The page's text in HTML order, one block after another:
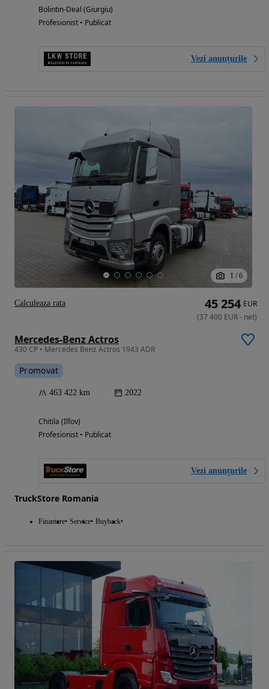
Bolintin-Deal (Giurgiu)
Profesionist • Publicat
Vezi anunțurile
1 / 6
Mercedes-Benz Actros
430 CP • Mercedes Benz Actros 1943 ADR
Promovat
463 422 km 2022
Chitila (Ilfov)
Profesionist • Publicat
Vezi anunțurile
TruckStore Romania
Finantare Service Buyback
45 254 EUR
(37 400 EUR- net)
Calculeaza rata